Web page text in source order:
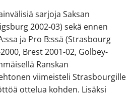
sarjoja Saksan
2002-03) sekä ennen
ja Pro B:ssä (Strasbourg
Brest 2001-02, Golbey-
Ranskan
viimeisteli Strasbourgille
ottelua kohden. Lisäksi